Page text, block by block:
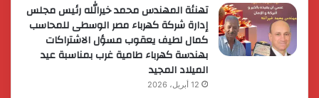
تهنئة المهندس محمد خيرالله رئيس مجلس
إدارة شركة كهرباء مصر الوسطى للمحاسب
كمال لطيف يعقوب مسؤل الاشتراكات
بهندسة كهرباء طامية غرب بمناسبة عيد
الميلاد المجيد
12 أبريل، 2026